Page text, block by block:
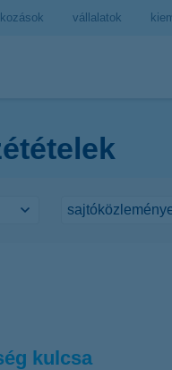
vállalatok
kulcsa